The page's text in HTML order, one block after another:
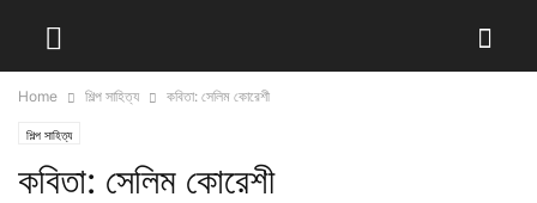
Home শিল্প সাহিত্য কবিতা: সেলিম কোরেশী
শিল্প সাহিত্য
কবিতা: সেলিম কোরেশী